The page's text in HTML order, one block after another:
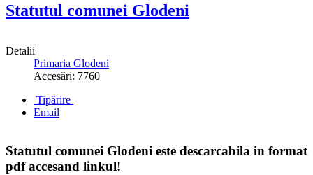
Statutul comunei Glodeni
Detalii
Primaria Glodeni
Accesări: 7760
Tipărire
Email
Statutul comunei Glodeni este descarcabila in format
pdf accesand linkul!